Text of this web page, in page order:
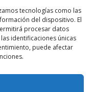
tecnologías como las
del dispositivo. El
procesar datos
identificaciones únicas
puede afectar
nacimiento en
2026